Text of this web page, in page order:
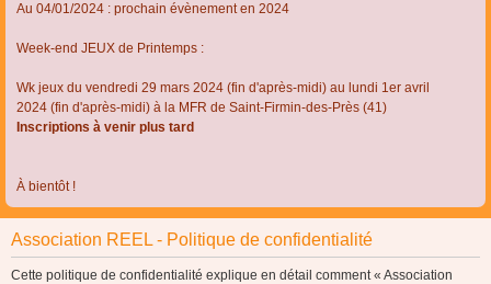
Au 04/01/2024 : prochain évènement en 2024
Week-end JEUX de Printemps :
Wk jeux du vendredi 29 mars 2024 (fin d'après-midi) au lundi 1er avril
2024 (fin d'après-midi) à la MFR de Saint-Firmin-des-Près (41)
Inscriptions à venir plus tard
À bientôt !
Association REEL - Politique de confidentialité
Cette politique de confidentialité explique en détail comment « Association